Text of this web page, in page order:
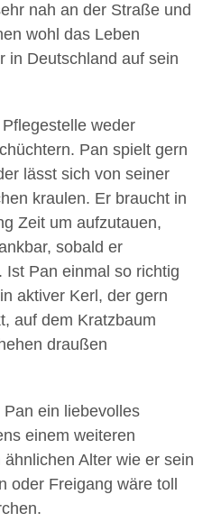
nah an der Straße und
wohl das Leben
in Deutschland auf sein
weder
Pan spielt gern
lässt sich von seiner
kraulen. Er braucht in
Zeit um aufzutauen,
sobald er
Ist Pan einmal so richtig
aktiver Kerl, der gern
auf dem Kratzbaum
draußen
ein liebevolles
einem weiteren
Alter wie er sein
oder Freigang wäre toll